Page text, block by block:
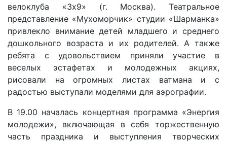
велоклуба «3х9» (г. Москва). Театральное
представление «Мухоморчик» студии «Шарманка»
привлекло внимание детей младшего и среднего
дошкольного возраста и их родителей. А также
ребята с удовольствием приняли участие в
веселых эстафетах и молодежных акциях,
рисовали на огромных листах ватмана и с
радостью выступали моделями для аэрографии.
В 19.00 началась концертная программа «Энергия
молодежи», включающая в себя торжественную
часть праздника и выступления творческих